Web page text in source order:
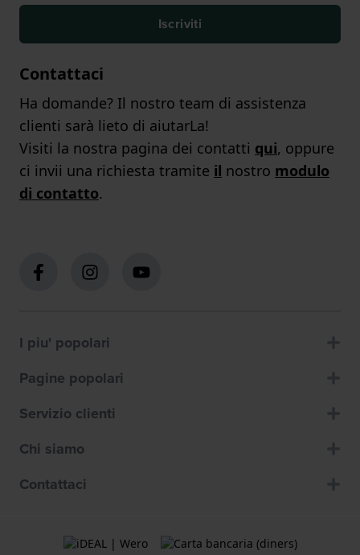
Iscriviti
Contattaci
Ha domande? Il nostro team di assistenza
clienti sarà lieto di aiutarLa!
Visiti la nostra pagina dei contatti qui, oppure
ci invii una richiesta tramite il nostro modulo
di contatto.
I piu' popolari
Pagine popolari
Servizio clienti
Chi siamo
Contattaci